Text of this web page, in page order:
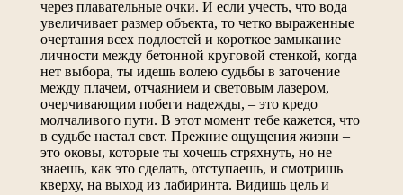
через плавательные очки. И если учесть, что вода
увеличивает размер объекта, то четко выраженные
очертания всех подлостей и короткое замыкание
личности между бетонной круговой стенкой, когда
нет выбора, ты идешь волею судьбы в заточение
между плачем, отчаянием и световым лазером,
очерчивающим побеги надежды, – это кредо
молчаливого пути. В этот момент тебе кажется, что
в судьбе настал свет. Прежние ощущения жизни –
это оковы, которые ты хочешь стряхнуть, но не
знаешь, как это сделать, отступаешь, и смотришь
кверху, на выход из лабиринта. Видишь цель и